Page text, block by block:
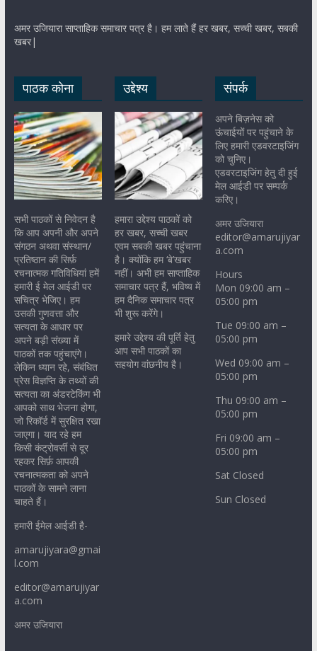
अमर उजियारा साप्ताहिक समाचार पत्र है। हम लाते हैं हर खबर, सच्ची खबर, सबकी
खबर|
पाठक कोना
सभी पाठकों से निवेदन है
कि आप अपनी और अपने
संगठन अथवा संस्थान/
प्रतिष्ठान की सिर्फ़
रचनात्मक गतिविधियां हमें
हमारी ई मेल आईडी पर
सचित्र भेजिए। हम
उसकी गुणवत्ता और
सत्यता के आधार पर
अपने बड़ी संख्या में
पाठकों तक पहुंचाएंगे।
लेकिन ध्यान रहे, संबंधित
प्रेस विज्ञप्ति के तथ्यों की
सत्यता का अंडरटेकिंग भी
आपको साथ भेजना होगा,
जो रिकॉर्ड में सुरक्षित रखा
जाएगा। याद रहे हम
किसी कंट्रोवर्सी से दूर
रहकर सिर्फ़ आपकी
रचनात्मकता को अपने
पाठकों के सामने लाना
चाहते हैं।
हमारी ईमेल आईडी है-
amarujiyara@gmai
l.com
editor@amarujiyar
a.com
अमर उजियारा
उद्देश्य
हमारा उद्देश्य पाठकों को
हर खबर, सच्ची खबर
एवम सबकी खबर पहुंचाना
है। क्योंकि हम ‘बे’खबर
नहीं। अभी हम साप्ताहिक
समाचार पत्र हैं, भविष्य में
हम दैनिक समाचार पत्र
भी शुरू करेंगे।
हमारे उद्देश्य की पूर्ति हेतु
आप सभी पाठकों का
सहयोग वांछनीय है।
संपर्क
अपने बिज़नेस को
ऊंचाईयों पर पहुंचाने के
लिए हमारी एडवरटाइजिंग
को चुनिए।
एडवरटाइजिंग हेतु दी हुई
मेल आईडी पर सम्पर्क
करिए।
अमर उजियारा
editor@amarujiyar
a.com
Hours
Mon 09:00 am –
05:00 pm
Tue 09:00 am –
05:00 pm
Wed 09:00 am –
05:00 pm
Thu 09:00 am –
05:00 pm
Fri 09:00 am –
05:00 pm
Sat Closed
Sun Closed